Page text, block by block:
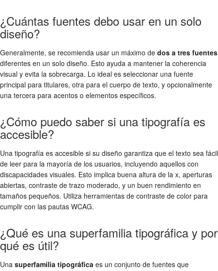
¿Cuántas fuentes debo usar en un solo
diseño?
Generalmente, se recomienda usar un máximo de dos a tres fuentes
diferentes en un solo diseño. Esto ayuda a mantener la coherencia
visual y evita la sobrecarga. Lo ideal es seleccionar una fuente
principal para titulares, otra para el cuerpo de texto, y opcionalmente
una tercera para acentos o elementos específicos.
¿Cómo puedo saber si una tipografía es
accesible?
Una tipografía es accesible si su diseño garantiza que el texto sea fácil
de leer para la mayoría de los usuarios, incluyendo aquellos con
discapacidades visuales. Esto implica buena altura de la x, aperturas
abiertas, contraste de trazo moderado, y un buen rendimiento en
tamaños pequeños. Utiliza herramientas de contraste de color para
cumplir con las pautas WCAG.
¿Qué es una superfamilia tipográfica y por
qué es útil?
Una superfamilia tipográfica es un conjunto de fuentes que